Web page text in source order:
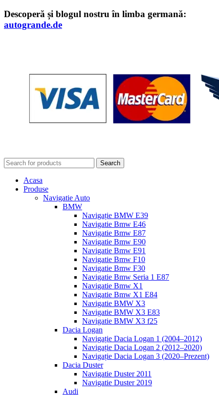
Descoperă și blogul nostru în limba germană:
autogrande.de
Search
Acasa
Produse
Navigatie Auto
BMW
Navigație BMW E39
Navigatie Bmw E46
Navigatie Bmw E87
Navigatie Bmw E90
Navigatie Bmw E91
Navigatie Bmw F10
Navigatie Bmw F30
Navigatie Bmw Seria 1 E87
Navigatie Bmw X1
Navigatie Bmw X1 E84
Navigatie BMW X3
Navigatie BMW X3 E83
Navigatie BMW X3 f25
Dacia Logan
Navigație Dacia Logan 1 (2004–2012)
Navigație Dacia Logan 2 (2012–2020)
Navigație Dacia Logan 3 (2020–Prezent)
Dacia Duster
Navigatie Duster 2011
Navigatie Duster 2019
Audi